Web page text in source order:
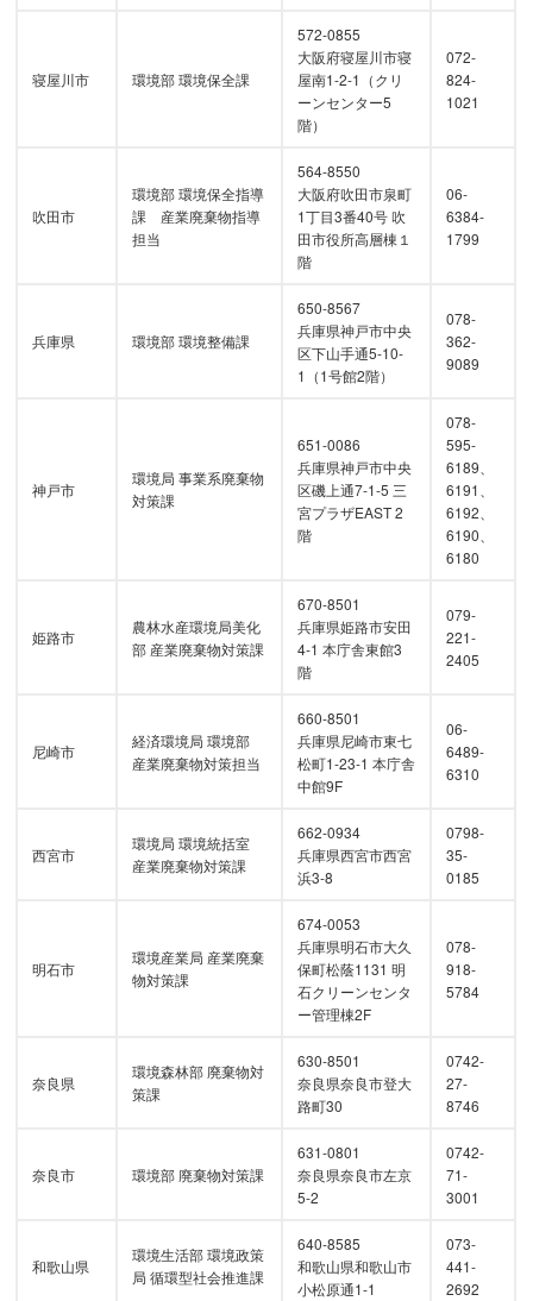
寝屋川市 環境部 環境保全課
572-0855
大阪府寝屋川市寝
屋南1-2-1（クリ
ーンセンター5
階）
072-
824-
1021
吹田市
環境部 環境保全指導
課 産業廃棄物指導
担当
564-8550
大阪府吹田市泉町
1丁目3番40号 吹
田市役所高層棟１
階
06-
6384-
1799
兵庫県 環境部 環境整備課
650-8567
兵庫県神戸市中央
区下山手通5-10-
1（1号館2階）
078-
362-
9089
神戸市
環境局 事業系廃棄物
対策課
651-0086
兵庫県神戸市中央
区磯上通7-1-5 三
宮プラザEAST 2
階
078-
595-
6189、
6191、
6192、
6190、
6180
姫路市
農林水産環境局美化
部 産業廃棄物対策課
670-8501
兵庫県姫路市安田
4-1 本庁舎東館3
階
079-
221-
2405
尼崎市
経済環境局 環境部
産業廃棄物対策担当
660-8501
兵庫県尼崎市東七
松町1-23-1 本庁舎
中館9F
06-
6489-
6310
西宮市
環境局 環境統括室
産業廃棄物対策課
662-0934
兵庫県西宮市西宮
浜3-8
0798-
35-
0185
明石市
環境産業局 産業廃棄
物対策課
674-0053
兵庫県明石市大久
保町松蔭1131 明
石クリーンセンタ
ー管理棟2F
078-
918-
5784
奈良県
環境森林部 廃棄物対
策課
630-8501
奈良県奈良市登大
路町30
0742-
27-
8746
奈良市 環境部 廃棄物対策課
631-0801
奈良県奈良市左京
5-2
0742-
71-
3001
和歌山県
環境生活部 環境政策
局 循環型社会推進課
640-8585
和歌山県和歌山市
小松原通1-1
073-
441-
2692